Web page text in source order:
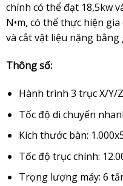
chính có thể đạt 18,5kw
N•m, có thể thực hiện
và cắt vật liệu nặng bằng
Thông số:
Hành trình 3 trục X/Y/
Tốc độ di chuyển
Kích thước bàn:
Tốc độ trục chính:
Trọng lượng máy: 6